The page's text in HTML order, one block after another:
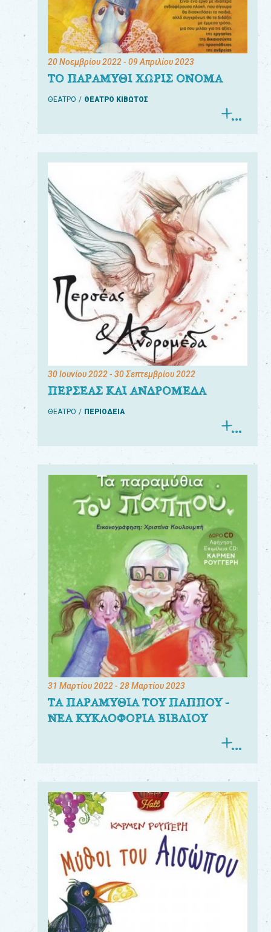
20 Νοεμβρίου 2022- 09 Απριλίου 2023
ΤΟ ΠΑΡΑΜΥΘΙ ΧΩΡΙΣ ΟΝΟΜΑ
ΘΕΑΤΡΟ ΘΕΑΤΡΟ ΚΙΒΩΤΟΣ
30 Ιουνίου 2022- 30 Σεπτεμβρίου 2022
ΠΕΡΣΕΑΣ ΚΑΙ ΑΝΔΡΟΜΕΔΑ
ΘΕΑΤΡΟ ΠΕΡΙΟΔΕΙΑ
31 Μαρτίου 2022- 28 Μαρτίου 2023
ΤΑ ΠΑΡΑΜΥΘΙΑ ΤΟΥ ΠΑΠΠΟΥ -
ΝΕΑ ΚΥΚΛΟΦΟΡΙΑ ΒΙΒΛΙΟΥ